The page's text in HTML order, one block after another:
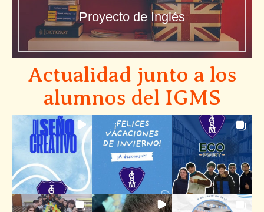
Proyecto de Inglés
Actualidad junto a los
alumnos del IGMS